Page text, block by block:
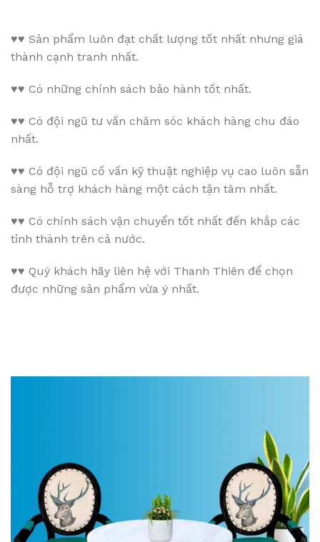
♥♥ Sản phẩm luôn đạt chất lượng tốt nhất nhưng giá
thành cạnh tranh nhất.
♥♥ Có những chính sách bảo hành tốt nhất.
♥♥ Có đội ngũ tư vấn chăm sóc khách hàng chu đáo
nhất.
♥♥ Có đội ngũ cố vấn kỹ thuật nghiệp vụ cao luôn sẵn
sàng hỗ trợ khách hàng một cách tận tâm nhất.
♥♥ Có chính sách vận chuyển tốt nhất đến khắp các
tỉnh thành trên cả nước.
♥♥ Quý khách hãy liên hệ với Thanh Thiên để chọn
được những sản phẩm vừa ý nhất.